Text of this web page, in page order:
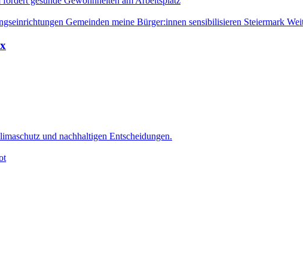
Gemeinden meine Bürger:innen sensibilisieren Steiermark
und nachhaltigen Entscheidungen.